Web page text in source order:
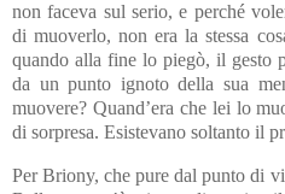
non faceva sul serio, e perché
di muoverlo, non era la stessa
quando alla fine lo piegò, il gesto
da un punto ignoto della sua
muovere? Quand’era che lei lo
di sorpresa. Esistevano soltanto il
Per Briony, che pure dal punto di